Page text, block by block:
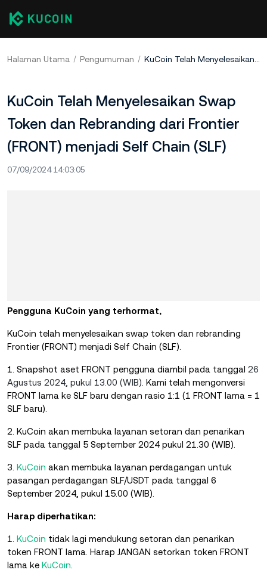
Halaman Utama Pengumuman KuCoin Telah Menyelesaikan Swap Token dan Rebranding dari Frontier (FRONT) menjadi Self Chain (SLF)
KuCoin Telah Menyelesaikan Swap
Token dan Rebranding dari Frontier
(FRONT) menjadi Self Chain (SLF)
07/09/2024 14:03:05
Pengguna KuCoin yang terhormat,
KuCoin telah menyelesaikan swap token dan rebranding
Frontier (FRONT) menjadi Self Chain (SLF).
1. Snapshot aset FRONT pengguna diambil pada tanggal 26
Agustus 2024, pukul 13.00 (WIB) . Kami telah mengonversi
FRONT lama ke SLF baru dengan rasio 1:1 (1 FRONT lama = 1
SLF baru).
2. KuCoin akan membuka layanan setoran dan penarikan
SLF pada tanggal 5 September 2024 pukul 21.30 (WIB).
3. KuCoin akan membuka layanan perdagangan untuk
pasangan perdagangan SLF/USDT pada tanggal 6
September 2024, pukul 15.00 (WIB).
Harap diperhatikan:
1. KuCoin tidak lagi mendukung setoran dan penarikan
token FRONT lama. Harap JANGAN setorkan token FRONT
lama ke KuCoin